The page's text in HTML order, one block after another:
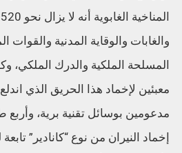
والغابات والوقاية المدنية والقوات
المسلحة الملكية والدرك الملكي،
معبئين لإخماد هذا الحريق الذي
مدعومين بوسائل تقنية برية،
إخماد النيران من نوع “كانادير”